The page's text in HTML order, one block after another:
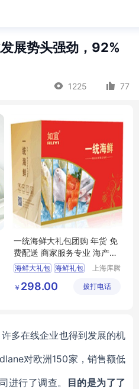
展势头强劲，92%
1225 77
一统海鲜大礼包团购 年货 免
费配送 商家服务专业 海产品
直供
海鲜大礼包 海鲜礼包
上海库腾
公司
￥ 298.00 拨打电话
多在线企业也得到发展的机
对欧洲 150家，销售额低
进行了调查。
目的是为了了